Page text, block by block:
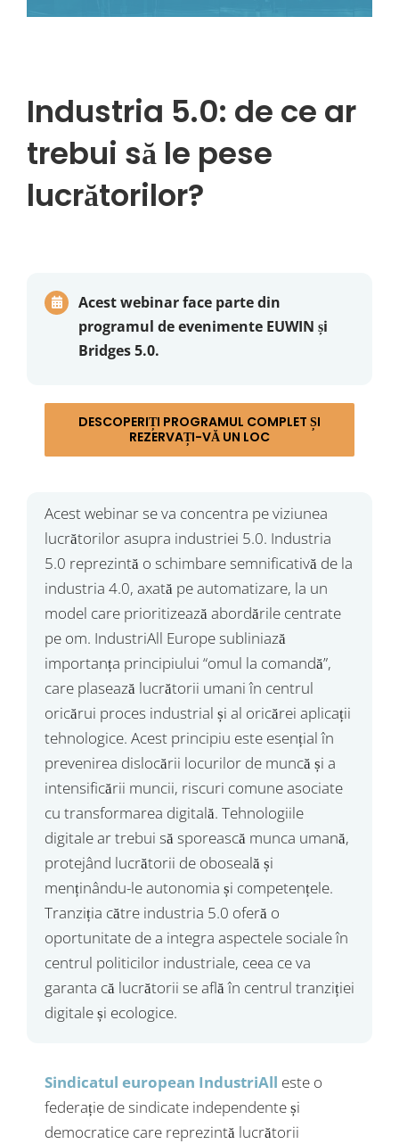
Industria 5.0: de ce ar
trebui să le pese
lucrătorilor?
Acest webinar face parte din
programul de evenimente EUWIN și
Bridges 5.0.
DESCOPERIȚI PROGRAMUL COMPLET ȘI
REZERVAȚI-VĂ UN LOC
Acest webinar se va concentra pe viziunea
lucrătorilor asupra industriei 5.0. Industria
5.0 reprezintă o schimbare semnificativă de la
industria 4.0, axată pe automatizare, la un
model care prioritizează abordările centrate
pe om. IndustriAll Europe subliniază
importanța principiului “omul la comandă”,
care plasează lucrătorii umani în centrul
oricărui proces industrial și al oricărei aplicații
tehnologice. Acest principiu este esențial în
prevenirea dislocării locurilor de muncă și a
intensificării muncii, riscuri comune asociate
cu transformarea digitală. Tehnologiile
digitale ar trebui să sporească munca umană,
protejând lucrătorii de oboseală și
menținându-le autonomia și competențele.
Tranziția către industria 5.0 oferă o
oportunitate de a integra aspectele sociale în
centrul politicilor industriale, ceea ce va
garanta că lucrătorii se află în centrul tranziției
digitale și ecologice.
Sindicatul european IndustriAll este o
federație de sindicate independente și
democratice care reprezintă lucrătorii